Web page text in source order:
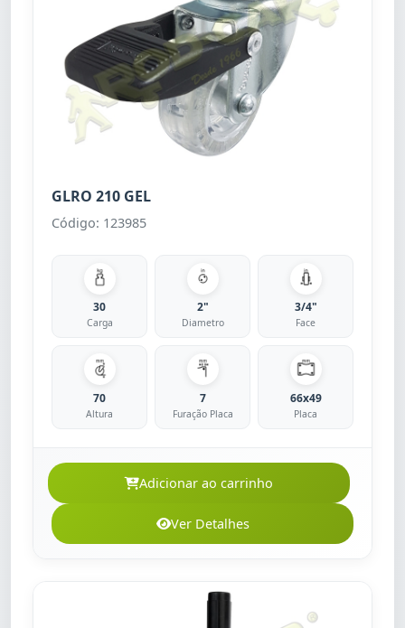
GLRO 210 GEL
Código: 123985
30
Carga
2"
Diametro
3/4"
Face
70
Altura
7
Furação Placa
66x49
Placa
Adicionar ao carrinho
Ver Detalhes